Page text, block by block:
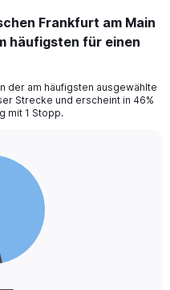
Frankfurt am Main
häufigsten für einen
der am häufigsten ausgewählte
Strecke und erscheint in 46%
mit 1 Stopp.